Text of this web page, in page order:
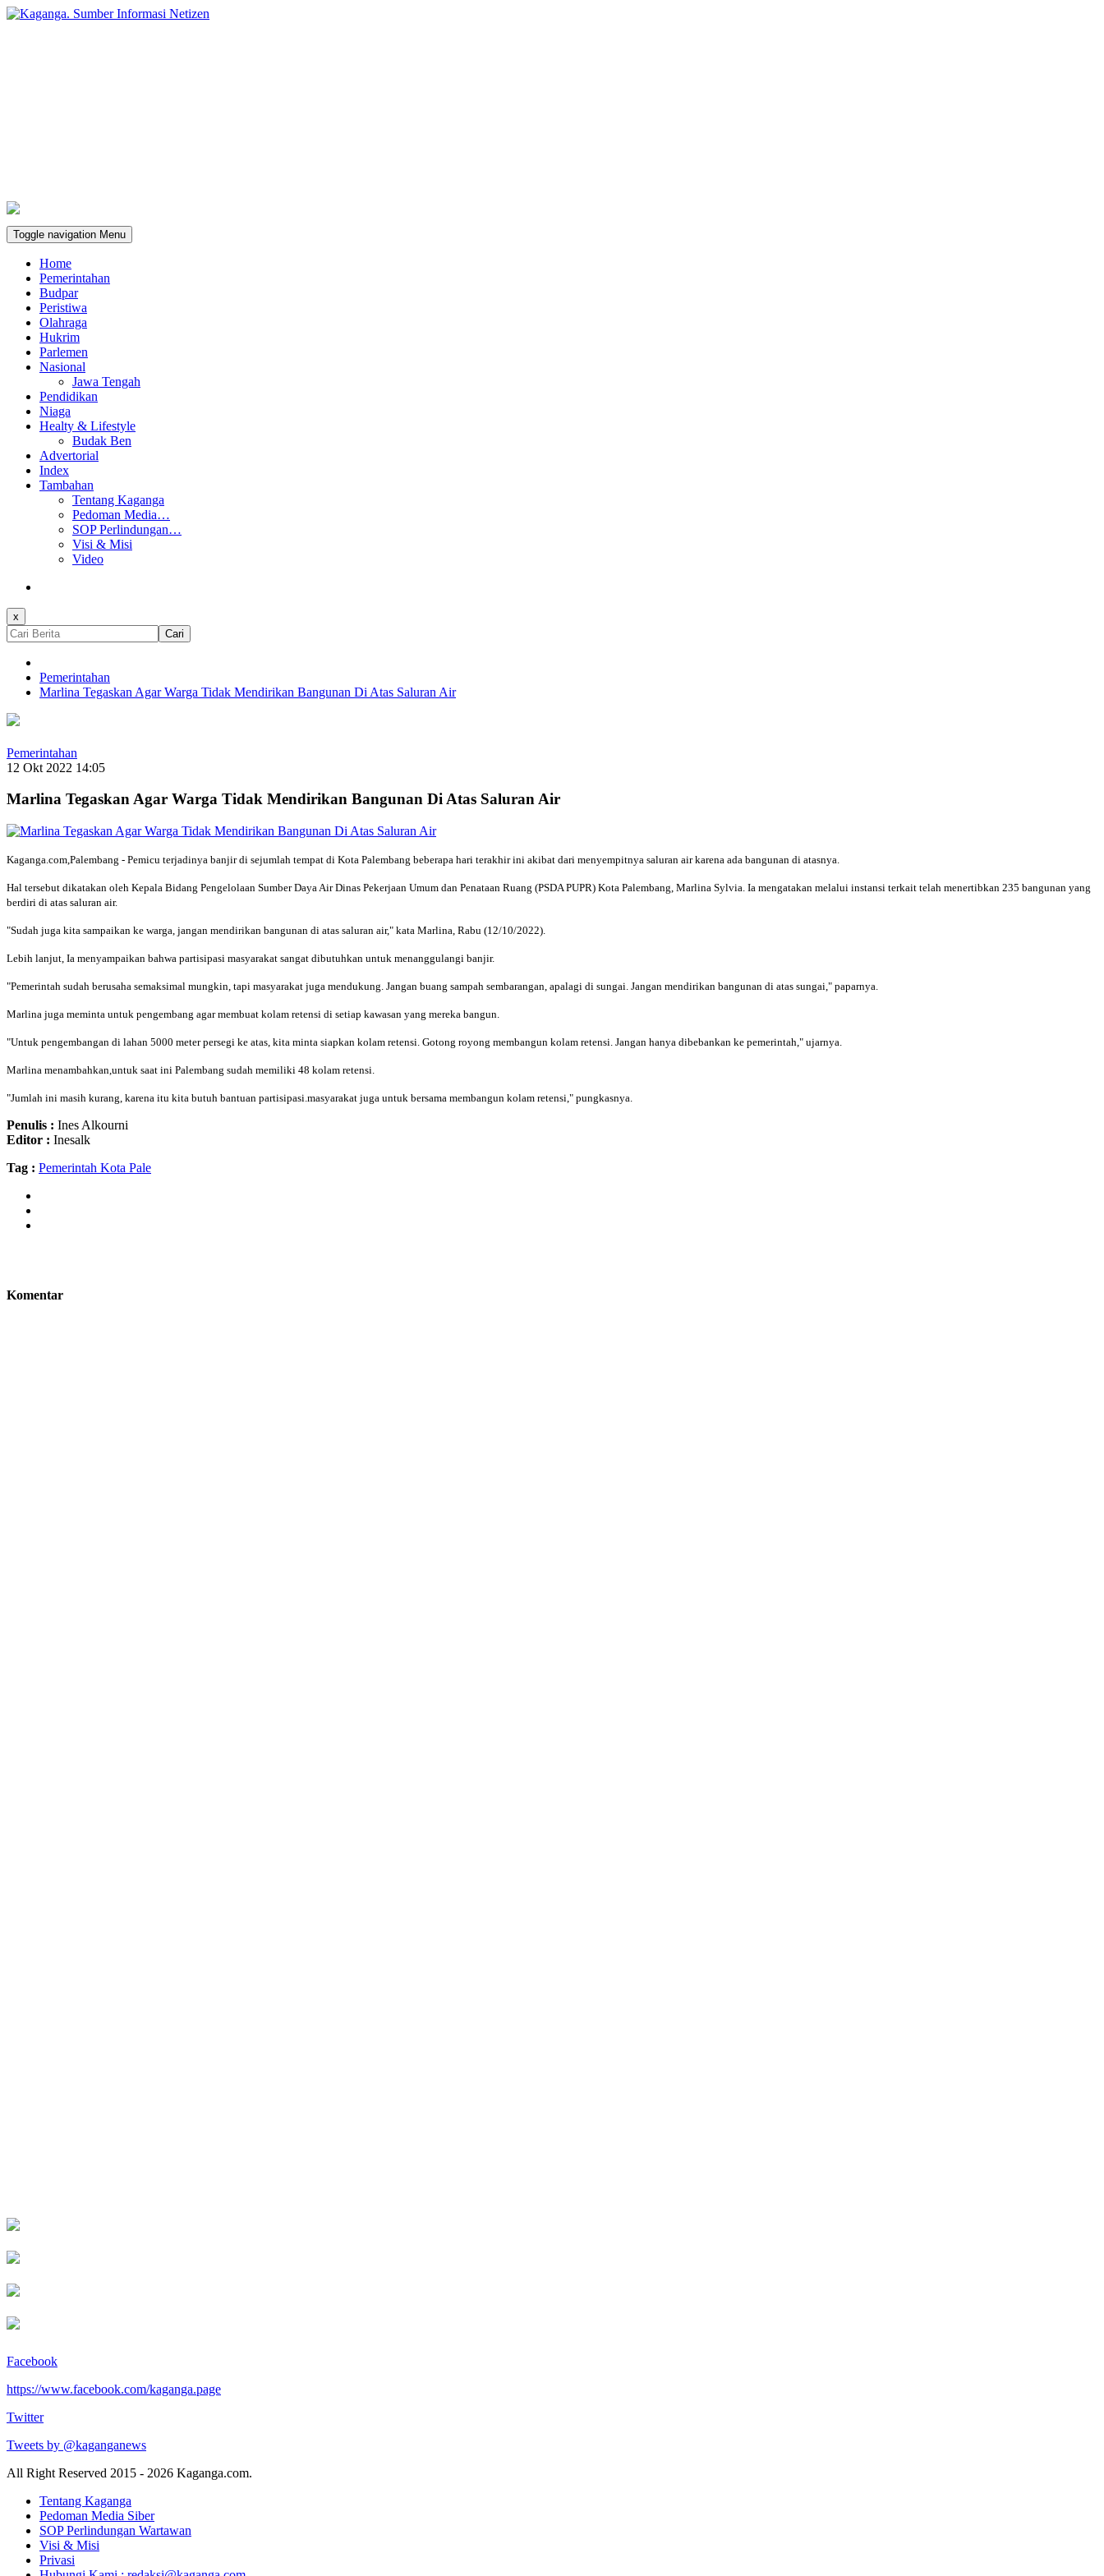
Toggle navigation Menu
Home
Pemerintahan
Budpar
Peristiwa
Olahraga
Hukrim
Parlemen
Nasional
Jawa Tengah
Pendidikan
Niaga
Healty & Lifestyle
Budak Ben
Advertorial
Index
Tambahan
Tentang Kaganga
Pedoman Media…
SOP Perlindungan…
Visi & Misi
Video
x
Cari
Pemerintahan
Marlina Tegaskan Agar Warga Tidak Mendirikan Bangunan Di Atas Saluran Air
Pemerintahan
12 Okt 2022 14:05
Marlina Tegaskan Agar Warga Tidak Mendirikan Bangunan Di Atas Saluran Air
Kaganga.com,Palembang - Pemicu terjadinya banjir di sejumlah tempat di Kota Palembang beberapa hari terakhir ini akibat dari menyempitnya saluran air karena ada bangunan di atasnya.
Hal tersebut dikatakan oleh Kepala Bidang Pengelolaan Sumber Daya Air Dinas Pekerjaan Umum dan Penataan Ruang (PSDA PUPR) Kota Palembang, Marlina Sylvia. Ia mengatakan melalui instansi terkait telah menertibkan 235 bangunan yang
berdiri di atas saluran air.
"Sudah juga kita sampaikan ke warga, jangan mendirikan bangunan di atas saluran air," kata Marlina, Rabu (12/10/2022).
Lebih lanjut, Ia menyampaikan bahwa partisipasi masyarakat sangat dibutuhkan untuk menanggulangi banjir.
"Pemerintah sudah berusaha semaksimal mungkin, tapi masyarakat juga mendukung. Jangan buang sampah sembarangan, apalagi di sungai. Jangan mendirikan bangunan di atas sungai," paparnya.
Marlina juga meminta untuk pengembang agar membuat kolam retensi di setiap kawasan yang mereka bangun.
"Untuk pengembangan di lahan 5000 meter persegi ke atas, kita minta siapkan kolam retensi. Gotong royong membangun kolam retensi. Jangan hanya dibebankan ke pemerintah," ujarnya.
Marlina menambahkan,untuk saat ini Palembang sudah memiliki 48 kolam retensi.
"Jumlah ini masih kurang, karena itu kita butuh bantuan partisipasi.masyarakat juga untuk bersama membangun kolam retensi," pungkasnya.
Penulis : Ines Alkourni
Editor : Inesalk
Tag : Pemerintah Kota Pale
Komentar
Facebook
https://www.facebook.com/kaganga.page
Twitter
Tweets by @kaganganews
All Right Reserved 2015 - 2026 Kaganga.com.
Tentang Kaganga
Pedoman Media Siber
SOP Perlindungan Wartawan
Visi & Misi
Privasi